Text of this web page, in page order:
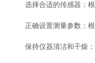
选择合适的传感器：根
正确设置测量参数：根
保持仪器清洁和干燥：